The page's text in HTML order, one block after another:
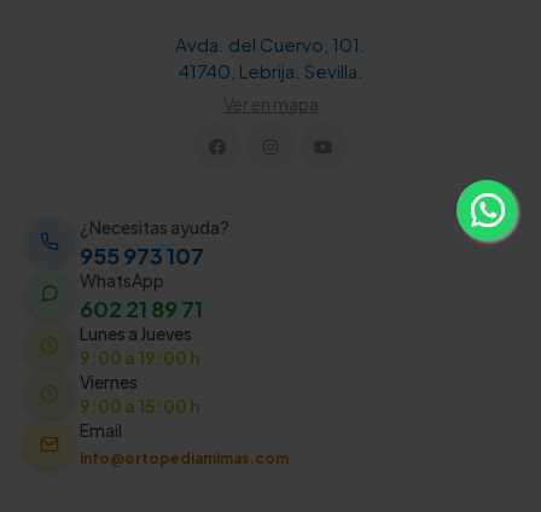
Avda. del Cuervo, 101.
41740, Lebrija. Sevilla.
Ver en mapa
¿Necesitas ayuda?
955 973 107
WhatsApp
602 21 89 71
Lunes a Jueves
9:00 a 19:00 h
Viernes
9:00 a 15:00 h
Email
info@ortopediamimas.com